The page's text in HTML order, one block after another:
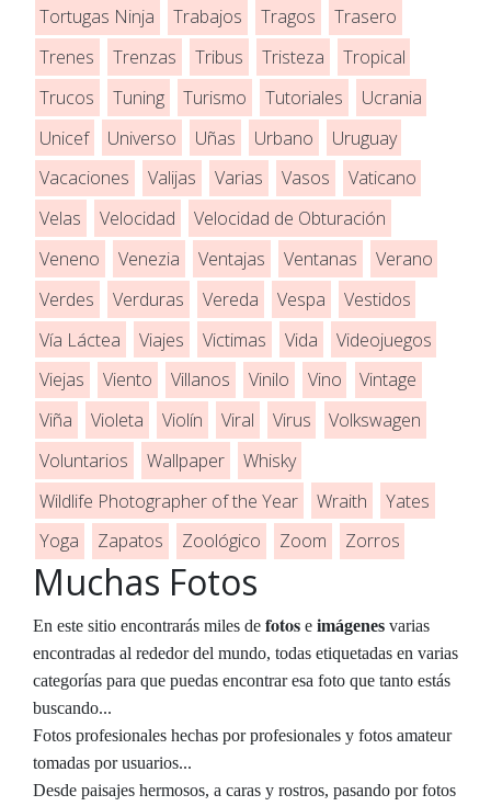
Tortugas Ninja
Trabajos Tragos
Trasero
Trenes
Trenzas Tribus Tristeza
Tropical
Trucos
Tuning Turismo Tutoriales
Ucrania
Unicef
Universo Uñas Urbano
Uruguay
Vacaciones
Valijas Varias Vasos
Vaticano
Velas
Velocidad
Velocidad de Obturación
Veneno
Venezia Ventajas Ventanas
Verano
Verdes
Verduras Vereda Vespa
Vestidos
Vía Láctea
Viajes Victimas Vida
Videojuegos
Viejas
Viento Villanos Vinilo Vino
Vintage
Viña
Violeta Violín Viral Virus
Volkswagen
Voluntarios
Wallpaper
Whisky
Wildlife Photographer of the Year
Wraith
Yates
Yoga
Zapatos Zoológico Zoom Zorros
Muchas Fotos
En este sitio encontrarás miles de fotos e imágenes varias
encontradas al rededor del mundo, todas etiquetadas en varias
categorías para que puedas encontrar esa foto que tanto estás
buscando...
Fotos profesionales hechas por profesionales y fotos amateur
tomadas por usuarios...
Desde paisajes hermosos, a caras y rostros, pasando por fotos